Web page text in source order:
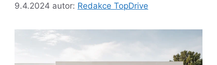
9.4.2024 autor: Redakce TopDrive